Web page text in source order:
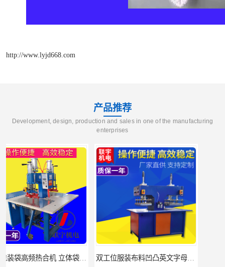
http://www.lyjd668.com
产品推荐
Development, design, production and sales in one of the manufacturing
enterprises
双工位服装布料凹凸英文字母压字机找联宇制造厂